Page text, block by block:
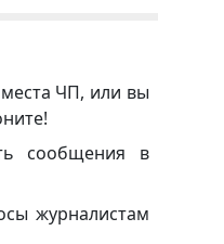
ЧП, или вы
сообщения в
журналистам